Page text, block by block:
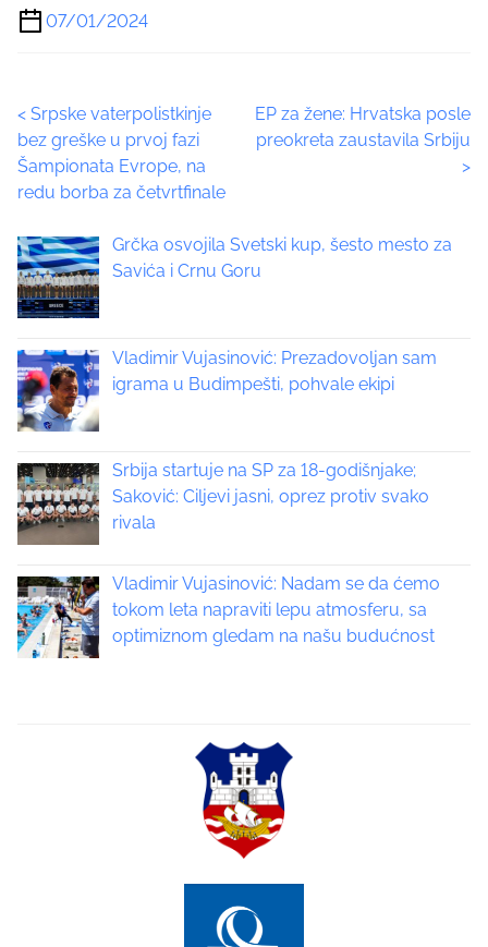
a
r
h
i
s
p
s
t
o
:
07/01/2024
P
o
s
t
s
a
v
i
g
a
t
i
< Srpske vaterpolistkinje
bez greške u prvoj fazi
Šampionata Evrope, na
redu borba za četvrtfinale
EP za žene: Hrvatska posle
preokreta zaustavila Srbiju
>
Grčka osvojila Svetski kup, šesto mesto za
Savića i Crnu Goru
Vladimir Vujasinović: Prezadovoljan sam
igrama u Budimpešti, pohvale ekipi
Srbija startuje na SP za 18-godišnjake;
Saković: Ciljevi jasni, oprez protiv svako
rivala
Vladimir Vujasinović: Nadam se da ćemo
tokom leta napraviti lepu atmosferu, sa
optimiznom gledam na našu budućnost